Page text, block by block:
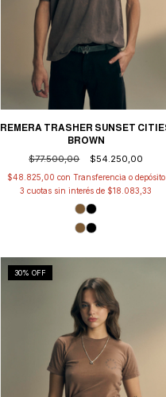
REMERA TRASHER SUNSET
BROWN
$77.500,00
$54.250,00
$48.825,00 con Transferencia o depósito
3 cuotas sin interés de $18.083,33
30% OFF